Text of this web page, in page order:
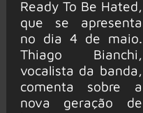
Ready To Be Hated,
que se apresenta
no dia 4 de maio.
Thiago Bianchi,
vocalista da banda,
comenta sobre a
nova geração de